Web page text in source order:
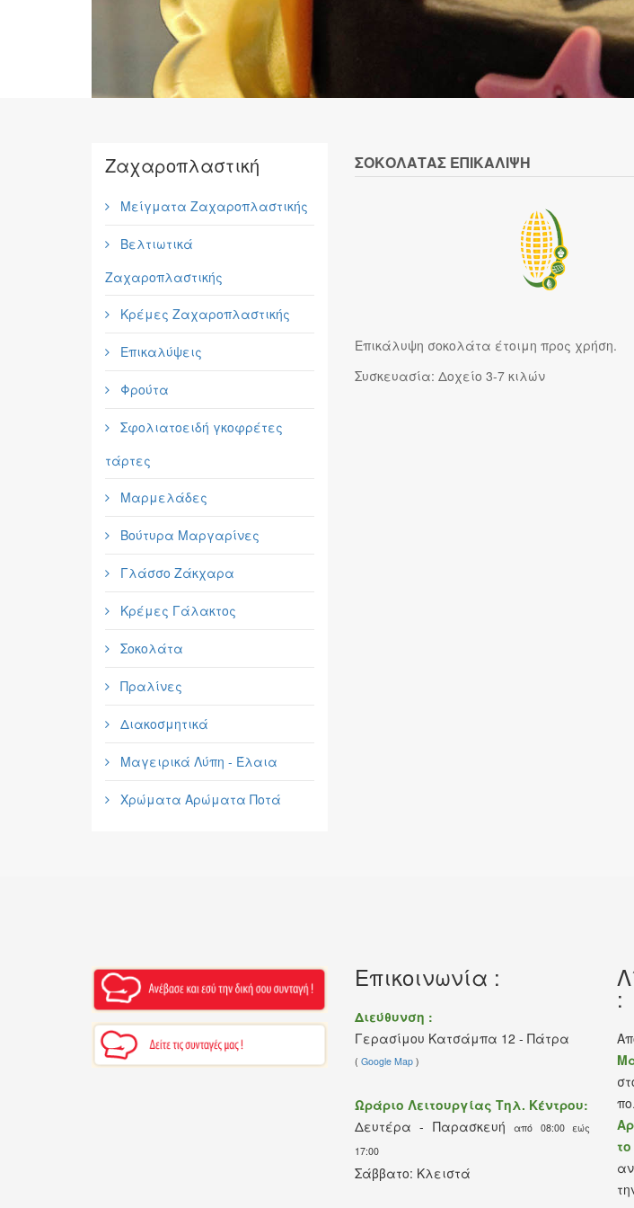
Ζαχαροπλαστική
Μείγματα Ζαχαροπλαστικής
Βελτιωτικά
Ζαχαροπλαστικής
Κρέμες Ζαχαροπλαστικής
Επικαλύψεις
Φρούτα
Σφολιατοειδή γκοφρέτες
τάρτες
Μαρμελάδες
Βούτυρα Μαργαρίνες
Γλάσσο Ζάκχαρα
Κρέμες Γάλακτος
Σοκολάτα
Πραλίνες
Διακοσμητικά
Μαγειρικά Λύπη - Έλαια
Χρώματα Αρώματα Ποτά
ΣΟΚΟΛΑΤΑΣ ΕΠΙΚΑΛIΨΗ
Επικάλυψη σοκολάτα έτοιμη προς χρήση.
Συσκευασία: Δοχείο 3-7 κιλών
Επικοινωνία :
Διεύθυνση :
Γερασίμου Κατσάμπα 12 - Πάτρα
( Google Map)
Ωράριο Λειτουργίας Τηλ. Κέντρου:
Δευτέρα - Παρασκευή
από 08:00 εώς
17:00
Σάββατο: Κλειστά
: